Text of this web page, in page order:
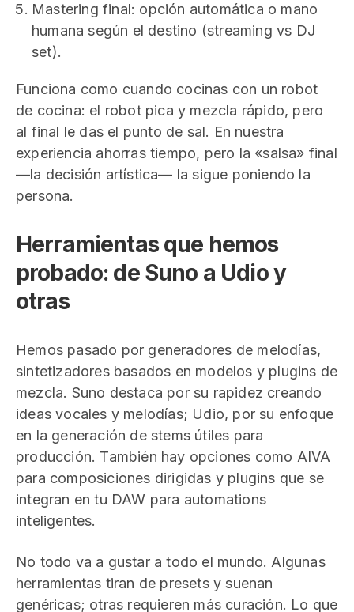
Mastering final: opción automática o mano
humana según el destino (streaming vs DJ
set).
Funciona como cuando cocinas con un robot
de cocina: el robot pica y mezcla rápido, pero
al final le das el punto de sal. En nuestra
experiencia ahorras tiempo, pero la «salsa» final
—la decisión artística— la sigue poniendo la
persona.
Herramientas que hemos
probado: de Suno a Udio y
otras
Hemos pasado por generadores de melodías,
sintetizadores basados en modelos y plugins de
mezcla. Suno destaca por su rapidez creando
ideas vocales y melodías; Udio, por su enfoque
en la generación de stems útiles para
producción. También hay opciones como AIVA
para composiciones dirigidas y plugins que se
integran en tu DAW para automations
inteligentes.
No todo va a gustar a todo el mundo. Algunas
herramientas tiran de presets y suenan
genéricas; otras requieren más curación. Lo que